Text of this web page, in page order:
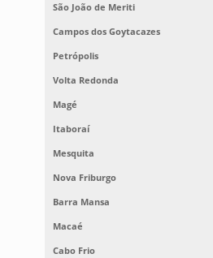
São João de Meriti
Campos dos Goytacazes
Petrópolis
Volta Redonda
Magé
Itaboraí
Mesquita
Nova Friburgo
Barra Mansa
Macaé
Cabo Frio